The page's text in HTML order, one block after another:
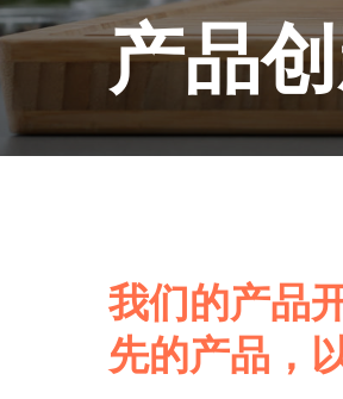
产品
我们的产品
先的产品，